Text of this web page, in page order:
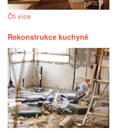
Čti více
Rekonstrukce kuchyně